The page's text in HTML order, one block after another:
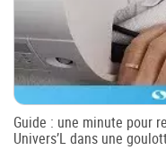
Guide : une minute pour
Univers’L dans une